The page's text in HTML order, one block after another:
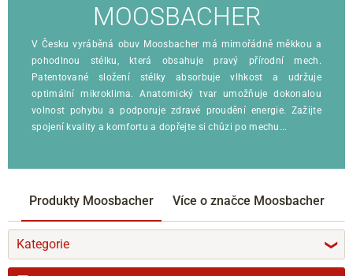
MOOSBACHER
V Česku vyráběná obuv Moosbacher má mimořádně měkkou a
pohodlnou stélku, která obsahuje pravý přírodní mech.
Patentované složení stélky absorbuje vlhkost a udržuje
optimální mikroklima. Anatomický tvar umožňuje dokonalou
volnost pohybu a podporuje zdravé proudění energie. Zažijte
spojení kvality a komfortu a dopřejte si chůzi po mechu...
Produkty Moosbacher Více o značce Moosbacher
Kategorie ❯